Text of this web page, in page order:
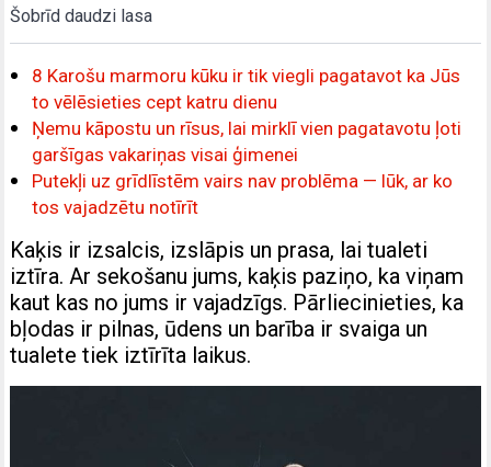
Šobrīd daudzi lasa
8 Karošu marmoru kūku ir tik viegli pagatavot ka Jūs
to vēlēsieties cept katru dienu
Ņemu kāpostu un rīsus, lai mirklī vien pagatavotu ļoti
garšīgas vakariņas visai ģimenei
Putekļi uz grīdlīstēm vairs nav problēma — lūk, ar ko
tos vajadzētu notīrīt
Kaķis ir izsalcis, izslāpis un prasa, lai tualeti
iztīra. Ar sekošanu jums, kaķis paziņo, ka viņam
kaut kas no jums ir vajadzīgs. Pārliecinieties, ka
bļodas ir pilnas, ūdens un barība ir svaiga un
tualete tiek iztīrīta laikus.